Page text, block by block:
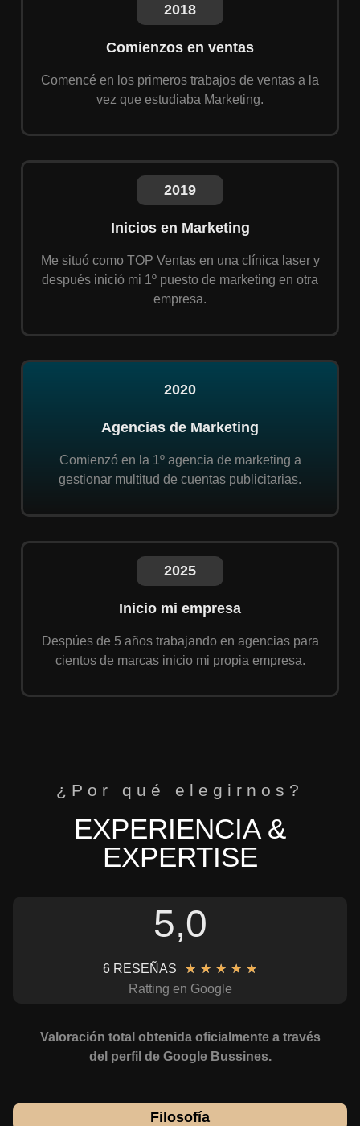
2018
Comienzos en ventas
Comencé en los primeros trabajos de ventas a la
vez que estudiaba Marketing.
2019
Inicios en Marketing
Me situó como TOP Ventas en una clínica laser y
después inició mi 1º puesto de marketing en otra
empresa.
2020
Agencias de Marketing
Comienzó en la 1º agencia de marketing a
gestionar multitud de cuentas publicitarias.
2025
Inicio mi empresa
Despúes de 5 años trabajando en agencias para
cientos de marcas inicio mi propia empresa.
¿Por qué elegirnos?
EXPERIENCIA &
EXPERTISE
5,0
6 RESEÑAS ★ ★ ★ ★ ★
Ratting en Google
Valoración total obtenida oficialmente a través
del perfil de Google Bussines.
Filosofía